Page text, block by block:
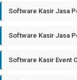
Software Kasir Jasa
Software Kasir Jasa
Software Kasir Event